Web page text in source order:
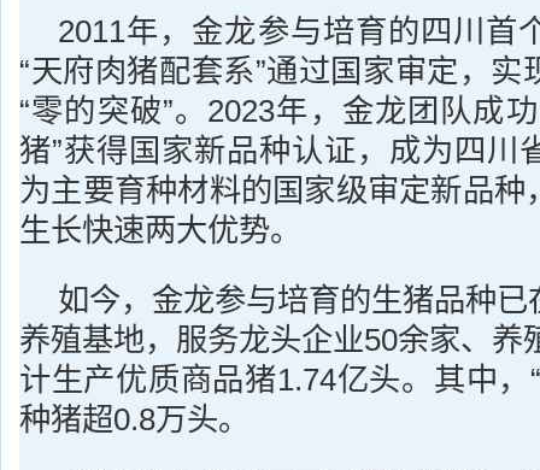
2011年，金龙参与培育的四川首
“天府肉猪配套系”通过国家审定，实
“零的突破”。2023年，金龙团队成
猪”获得国家新品种认证，成为四川
为主要育种材料的国家级审定新品种
生长快速两大优势。
如今，金龙参与培育的生猪品种
养殖基地，服务龙头企业50余家、养
计生产优质商品猪1.74亿头。其中，
种猪超0.8万头。